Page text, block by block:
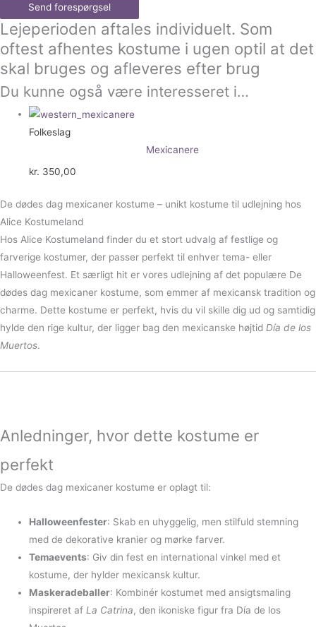
Send forespørgsel
Lejeperioden aftales individuelt. Som
oftest afhentes kostume i ugen optil at det
skal bruges og afleveres efter brug
Du kunne også være interesseret i…
Folkeslag
Mexicanere
kr. 350,00
De dødes dag mexicaner kostume – unikt kostume til udlejning hos
Alice Kostumeland
Hos Alice Kostumeland finder du et stort udvalg af festlige og
farverige kostumer, der passer perfekt til enhver tema- eller
Halloweenfest. Et særligt hit er vores udlejning af det populære De
dødes dag mexicaner kostume, som emmer af mexicansk tradition og
charme. Dette kostume er perfekt, hvis du vil skille dig ud og samtidig
hylde den rige kultur, der ligger bag den mexicanske højtid Día de los
Muertos.
Anledninger, hvor dette kostume er
perfekt
De dødes dag mexicaner kostume er oplagt til:
Halloweenfester: Skab en uhyggelig, men stilfuld stemning
med de dekorative kranier og mørke farver.
Temaevents: Giv din fest en international vinkel med et
kostume, der hylder mexicansk kultur.
Maskeradeballer: Kombinér kostumet med ansigtsmaling
inspireret afLa Catrina, den ikoniske figur fra Día de los